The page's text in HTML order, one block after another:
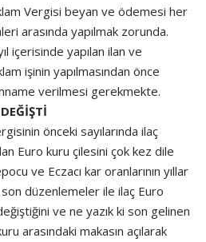
Vergisi beyan ve ödemesi her
arasında yapılmak zorunda.
içerisinde yapılan ilan ve
işinin yapılmasından önce
verilmesi gerekmekte.
önceki sayılarında ilaç
Euro kuru çilesini çok kez dile
ve Eczacı kar oranlarının yıllar
son düzenlemeler ile ilaç Euro
ve ne yazık ki son gelinen
arasındaki makasın açılarak